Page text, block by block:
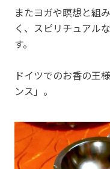
またヨガや瞑想と組
く、スピリチュアル
す。
ドイツでのお香の王
ンス」。